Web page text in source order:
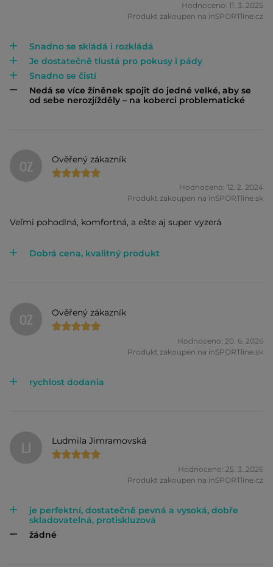
Hodnoceno: 11. 3. 2025
Produkt zakoupen na inSPORTline.cz
Snadno se skládá i rozkládá
Je dostatečně tlustá pro pokusy i pády
Snadno se čistí
Nedá se více žíněnek spojit do jedné velké, aby se
od sebe nerozjížděly – na koberci problematické
OZ Ověřený zákazník
Hodnoceno: 12. 2. 2024
Produkt zakoupen na inSPORTline.sk
Veľmi pohodlná, komfortná, a ešte aj super vyzerá
Dobrá cena, kvalitný produkt
OZ Ověřený zákazník
Hodnoceno: 20. 6. 2026
Produkt zakoupen na inSPORTline.sk
rychlost dodania
LJ Ludmila Jimramovská
Hodnoceno: 25. 3. 2026
Produkt zakoupen na inSPORTline.cz
je perfektní, dostatečně pevná a vysoká, dobře
skladovatelná, protiskluzová
žádné